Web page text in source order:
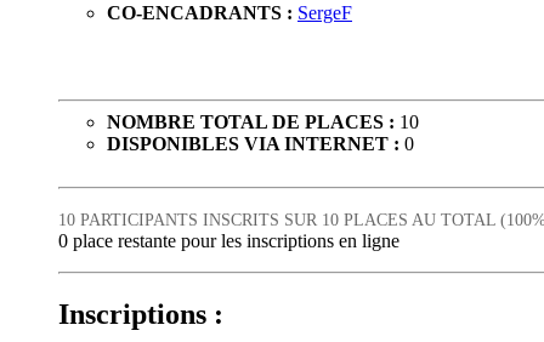
CO-ENCADRANTS : SergeF
NOMBRE TOTAL DE PLACES : 10
DISPONIBLES VIA INTERNET : 0
10 PARTICIPANTS INSCRITS SUR 10 PLACES AU TOTAL
0 place restante pour les inscriptions en ligne
Inscriptions :